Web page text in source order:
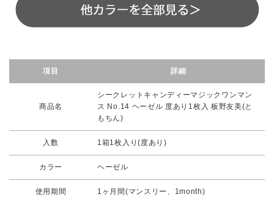
項目 詳細
商品名
シークレットキャンディーマジックワンマン
ス No.14 ヘーゼル 度あり1枚入 板野友美(と
もちん)
入数 1箱1枚入り(度あり)
カラー ヘーゼル
使用期間 1ヶ月間(マンスリー、1month)